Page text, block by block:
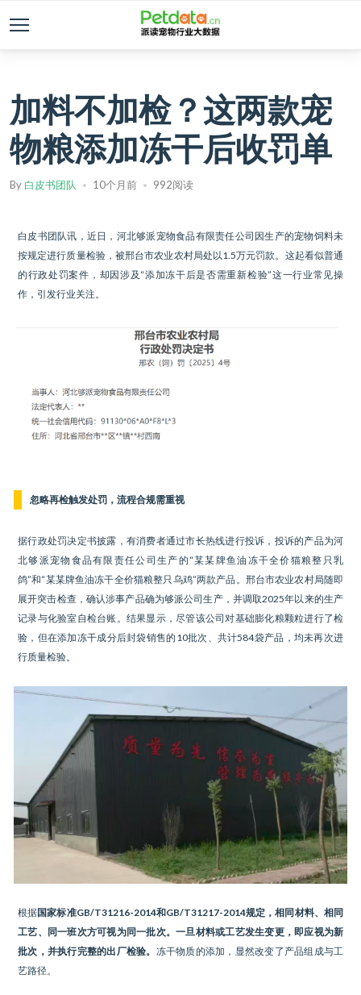
加料不加检？这两款宠
物粮添加冻干后收罚单
By 白皮书团队 10个月前 992阅读
白皮书团队讯，近日，河北够派宠物食品有限责任公司因生产的宠物饲料未
按规定进行质量检验，被邢台市农业农村局处以1.5万元罚款。这起看似普通
的行政处罚案件，却因涉及“添加冻干后是否需重新检验”这一行业常见操
作，引发行业关注。
忽略再检触发处罚，流程合规需重视
据行政处罚决定书披露，有消费者通过市长热线进行投诉，投诉的产品为河
北够派宠物食品有限责任公司生产的“某某牌鱼油冻干全价猫粮整只乳
鸽”和“某某牌鱼油冻干全价猫粮整只乌鸡”两款产品。邢台市农业农村局随即
展开突击检查，确认涉事产品确为够派公司生产，并调取2025年以来的生产
记录与化验室自检台账。结果显示，尽管该公司对基础膨化粮颗粒进行了检
验，但在添加冻干成分后封袋销售的10批次、共计584袋产品，均未再次进
行质量检验。
根据国家标准GB/T31216-2014和GB/T31217-2014规定，相同材料、相同
工艺、同一班次方可视为同一批次。一旦材料或工艺发生变更，即应视为新
批次，并执行完整的出厂检验。 冻干物质的添加，显然改变了产品组成与工
艺路径。